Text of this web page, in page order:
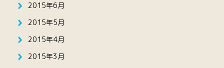
2015年6月
2015年5月
2015年4月
2015年3月